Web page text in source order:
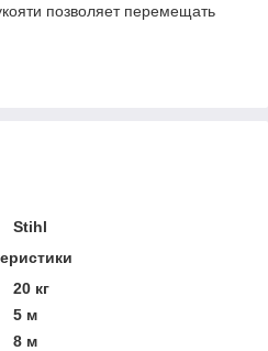
позволяет перемещать
Stihl
20 кг
5 м
8 м